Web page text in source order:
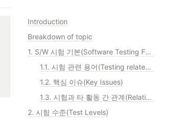
Introduction
Breakdown of topic
1. S/W 시험 기본(Software Testing Fundamentals)
1.1. 시험 관련 용어(Testing related Terminology) - IEEE610.12-90
1.2. 핵심 이슈(Key Issues)
1.3. 시험과 타 활동 간 관계(Relationships of Testing to Other Activities)
2. 시험 수준(Test Levels)